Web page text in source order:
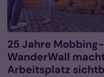
25 Jahre
WanderWall
Arbeitsplatz